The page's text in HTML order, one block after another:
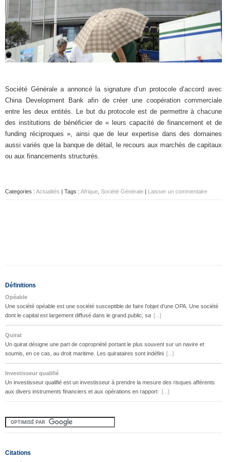
Société Générale a annoncé la signature d’un protocole d’accord avec
China Development Bank afin de créer une coopération commerciale
entre les deux entités. Le but du protocole est de permettre à chacune
des institutions de bénéficier de « leurs capacité de financement et de
funding réciproques », ainsi que de leur expertise dans des domaines
aussi variés que la banque de détail, le recours aux marchés de capitaux
ou aux financements structurés.
Categories : Actualités | Tags : Afrique Société Générale | Laisser un commentaire
Définitions
Opéable
Une société opéable est une société susceptible de faire l’objet d’une OPA. Une société
dont le capital est largement diffusé dans le grand public, sa [...]
Quirat
Un quirat désigne une part de copropriété portant le plus souvent sur un navire et
soumis, en ce cas, au droit maritime. Les quirataires sont indéfini [...]
Investisseur qualifié
Un investisseur qualifié est un investisseur à prendre la mesure des risques afférents
aux divers instruments financiers et aux opérations en rapport
[...]
Citations